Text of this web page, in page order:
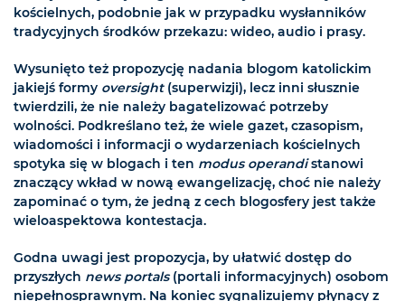
kościelnych, podobnie jak w przypadku wysłanników
tradycyjnych środków przekazu: wideo, audio i prasy.
Wysunięto też propozycję nadania blogom katolickim
jakiejś formy oversight(superwizji), lecz inni słusznie
twierdzili, że nie należy bagatelizować potrzeby
wolności. Podkreślano też, że wiele gazet, czasopism,
wiadomości i informacji o wydarzeniach kościelnych
spotyka się w blogach i ten modus operandistanowi
znaczący wkład w nową ewangelizację, choć nie należy
zapominać o tym, że jedną z cech blogosfery jest także
wieloaspektowa kontestacja.
Godna uwagi jest propozycja, by ułatwić dostęp do
przyszłych news portals(portali informacyjnych) osobom
niepełnosprawnym. Na koniec sygnalizujemy płynący z